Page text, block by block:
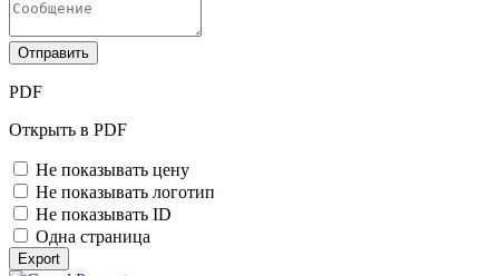
Отправить
PDF
Открыть в PDF
Не показывать цену
Не показывать логотип
Не показывать ID
Одна страница
Export